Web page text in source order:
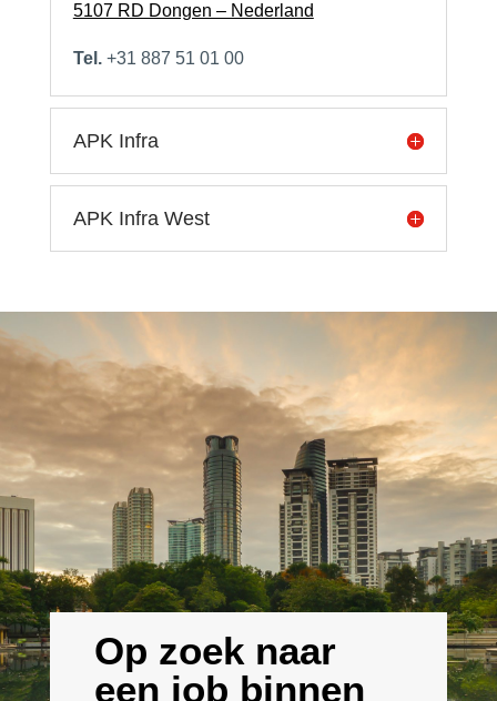
5107 RD Dongen – Nederland
Tel.+31 887 51 01 00
APK Infra
APK Infra West
Op zoek naar
een job binnen